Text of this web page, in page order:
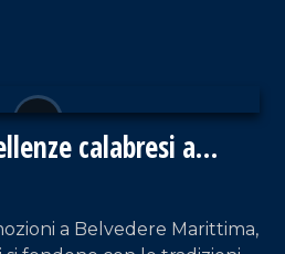
calabresi a
a Belvedere Marittima,